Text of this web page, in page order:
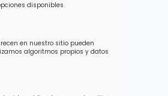
disponibles.
en nuestro sitio pueden
algoritmos propios y datos